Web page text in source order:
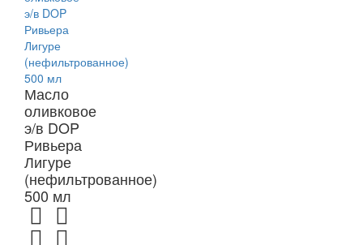
Масло
оливковое
э/в DOP
Ривьера
Лигуре
(нефильтрованное)
500 мл